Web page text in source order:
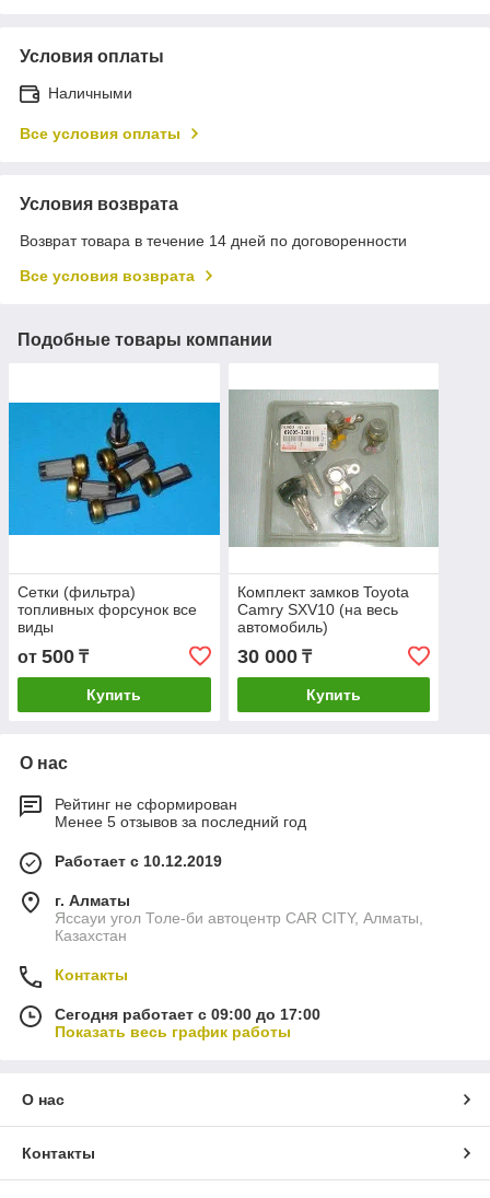
Условия оплаты
Наличными
Все условия оплаты
Условия возврата
Возврат товара в течение 14 дней по договоренности
Все условия возврата
Подобные товары компании
Сетки (фильтра)
топливных форсунок все
виды
от 500 ₸
Купить
Комплект замков Toyota
Camry SXV10 (на весь
автомобиль)
30 000₸
Купить
О нас
Рейтинг не сформирован
Менее 5 отзывов за последний год
Работает с 10.12.2019
г. Алматы
Яссауи угол Толе-би автоцентр CAR CITY, Алматы,
Казахстан
Контакты
Сегодня работает с 09:00 до 17:00
Показать весь график работы
О нас
Контакты